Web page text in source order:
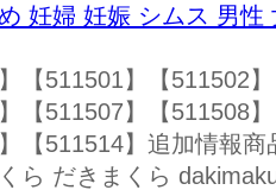
妊婦 妊娠 シムス 男
】【511501】【511502
】【511507】【511508
】【511514】追加情報
ら だきまくら